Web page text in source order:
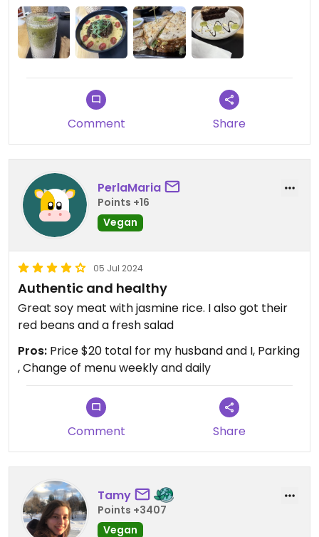
Updated from previous review on 2026-04-17
Comment Share
PerlaMaria
Points +16
Vegan
05 Jul 2024
Authentic and healthy
Great soy meat with jasmine rice. I also got their
red beans and a fresh salad
Pros: Price $20 total for my husband and I, Parking
, Change of menu weekly and daily
Comment Share
Tamy
Points +3407
Vegan